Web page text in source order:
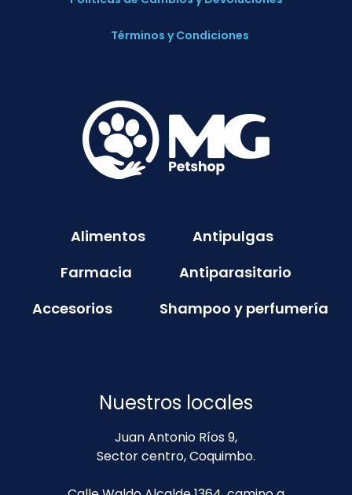
Términos y Condiciones
Alimentos
Antipulgas
Farmacia
Antiparasitario
Accesorios
Shampoo y perfumería
Nuestros locales
Juan Antonio Ríos 9,
Sector centro, Coquimbo.